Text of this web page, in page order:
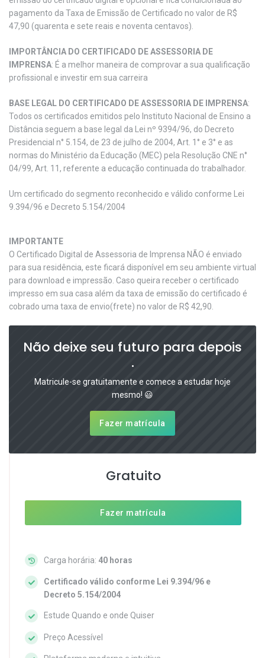
pagamento da Taxa de Emissão de Certificado no valor de R$
47,90 (quarenta e sete reais e noventa centavos).
IMPORTÂNCIA DO CERTIFICADO DE ASSESSORIA DE
IMPRENSA: É a melhor maneira de comprovar a sua qualificação
profissional e investir em sua carreira
BASE LEGAL DO CERTIFICADO DE ASSESSORIA DE IMPRENSA:
Todos os certificados emitidos pelo Instituto Nacional de Ensino a
Distância seguem a base legal da Lei nº 9394/96, do Decreto
Presidencial n° 5.154, de 23 de julho de 2004, Art. 1° e 3° e as
normas do Ministério da Educação (MEC) pela Resolução CNE n°
04/99, Art. 11, referente a educação continuada do trabalhador.
Um certificado do segmento reconhecido e válido conforme Lei
9.394/96 e Decreto 5.154/2004
IMPORTANTE
O Certificado Digital de Assessoria de Imprensa NÃO é enviado
para sua residência, este ficará disponível em seu ambiente virtual
para download e impressão. Caso queira receber o certificado
impresso em sua casa além da taxa de emissão do certificado é
cobrado uma taxa de envio(frete) no valor de R$ 42,90.
Não deixe seu futuro para depois
.
Matricule-se gratuitamente e comece a estudar hoje
mesmo! 😃
Fazer matrícula
Gratuito
Fazer matrícula
Carga horária: 40 horas
Certificado válido conforme Lei 9.394/96 e
Decreto 5.154/2004
Estude Quando e onde Quiser
Preço Acessível